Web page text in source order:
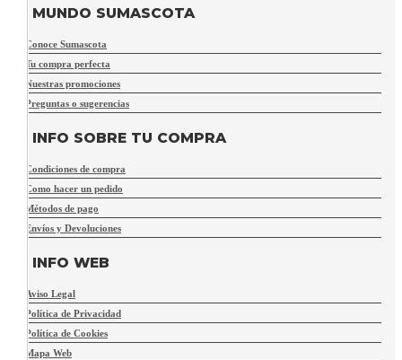
MUNDO SUMASCOTA
Conoce Sumascota
Tu compra perfecta
Nuestras promociones
Preguntas o sugerencias
INFO SOBRE TU COMPRA
Condiciones de compra
Como hacer un pedido
Métodos de pago
Envíos y Devoluciones
INFO WEB
Aviso Legal
Política de Privacidad
Política de Cookies
Mapa Web